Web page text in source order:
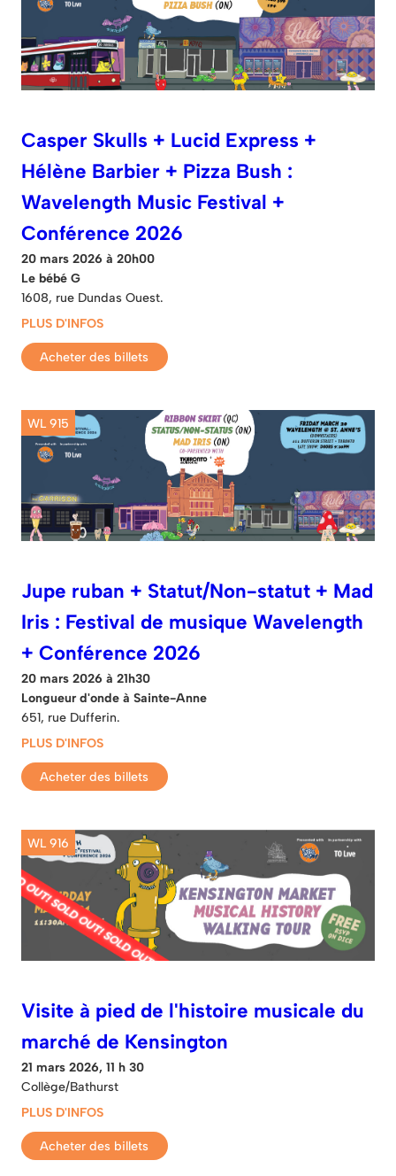
Casper Skulls + Lucid Express +
Hélène Barbier + Pizza Bush :
Wavelength Music Festival +
Conférence 2026
20 mars 2026 à 20h00
Le bébé G
1608, rue Dundas Ouest.
PLUS D'INFOS
Acheter des billets
WL 915
Jupe ruban + Statut/Non-statut + Mad
Iris : Festival de musique Wavelength
+ Conférence 2026
20 mars 2026 à 21h30
Longueur d'onde à Sainte-Anne
651, rue Dufferin.
PLUS D'INFOS
Acheter des billets
WL 916
Visite à pied de l'histoire musicale du
marché de Kensington
21 mars 2026, 11 h 30
Collège/Bathurst
PLUS D'INFOS
Acheter des billets